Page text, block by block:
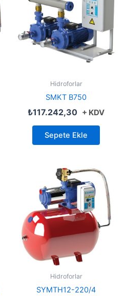
Hidroforlar
SMKT B750
₺117.242,30 + KDV
Sepete Ekle
Hidroforlar
SYMTH12-220/4